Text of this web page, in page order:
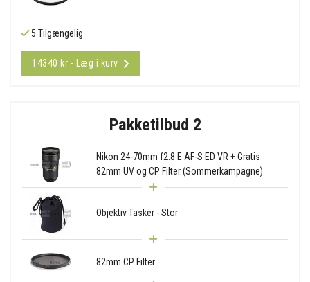
5 Tilgængelig
14340 kr - Læg i kurv
Pakketilbud 2
Nikon 24-70mm f2.8 E AF-S ED VR + Gratis
82mm UV og CP Filter (Sommerkampagne)
Objektiv Tasker - Stor
82mm CP Filter